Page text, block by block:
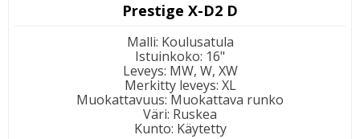
Prestige X-D2 D
Malli: Koulusatula
Istuinkoko: 16"
Leveys: MW, W, XW
Merkitty leveys: XL
Muokattavuus: Muokattava runko
Väri: Ruskea
Kunto: Käytetty